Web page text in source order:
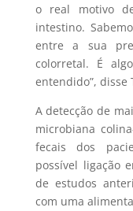
o real motivo
intestino.
entre a sua
colorretal. É
entendido”, disse
A detecção de
microbiana
fecais dos
possível ligação
de estudos
com uma